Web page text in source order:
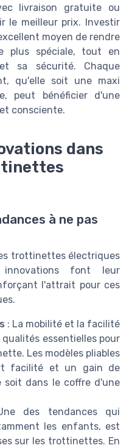
livraison gratuite ou
le meilleur prix. Investir
moyen de rendre
plus spéciale, tout en
sa sécurité. Chaque
qu'elle soit une maxi
peut bénéficier d'une
consciente.
dans
à ne pas
trottinettes électriques
innovations font leur
l'attrait pour ces
: La mobilité et la facilité
essentielles pour
Les modèles pliables
facilité et un gain de
soit dans le coffre d'une
des tendances qui
les enfants, est
sur les trottinettes. En